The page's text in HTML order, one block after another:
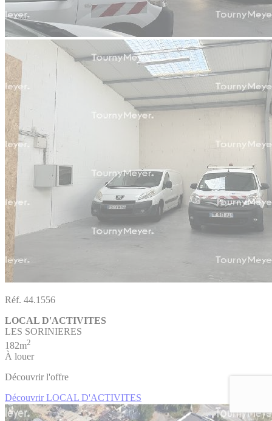
Réf. 44.1556
LOCAL D'ACTIVITES
LES SORINIERES
182m2
À louer
Découvrir l'offre
Découvrir LOCAL D'ACTIVITES